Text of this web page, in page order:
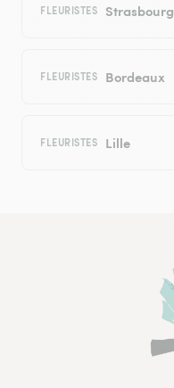
FLEURISTES Strasbourg
FLEURISTES Bordeaux
FLEURISTES Lille